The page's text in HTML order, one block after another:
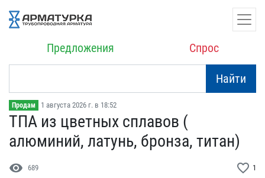
Предложения Спрос
Найти
Продам 1 августа 2026 г. в 18:52
ТПА из цветных сплавов (​
алюминий, латунь, бронза​, титан)
visibility 689 favorite_border 1